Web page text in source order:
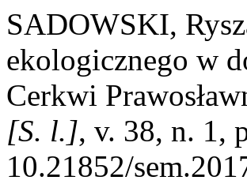
SADOWSKI,
ekologicznego w
Cerkwi
[S. l.], v. 38, n. 1,
10.21852/